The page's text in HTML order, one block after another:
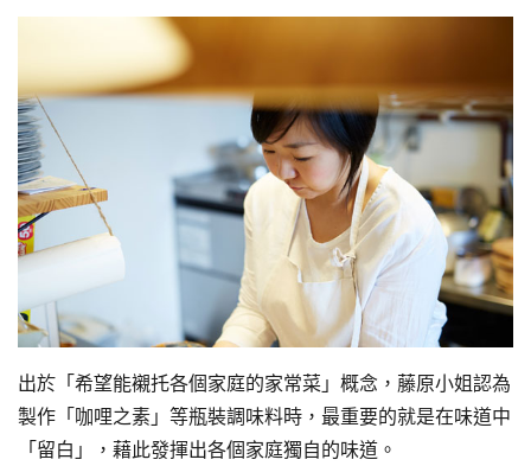
出於「希望能襯托各個家庭的家常菜」概念，藤原小姐認為
製作「咖哩之素」等瓶裝調味料時，最重要的就是在味道中
「留白」，藉此發揮出各個家庭獨自的味道。